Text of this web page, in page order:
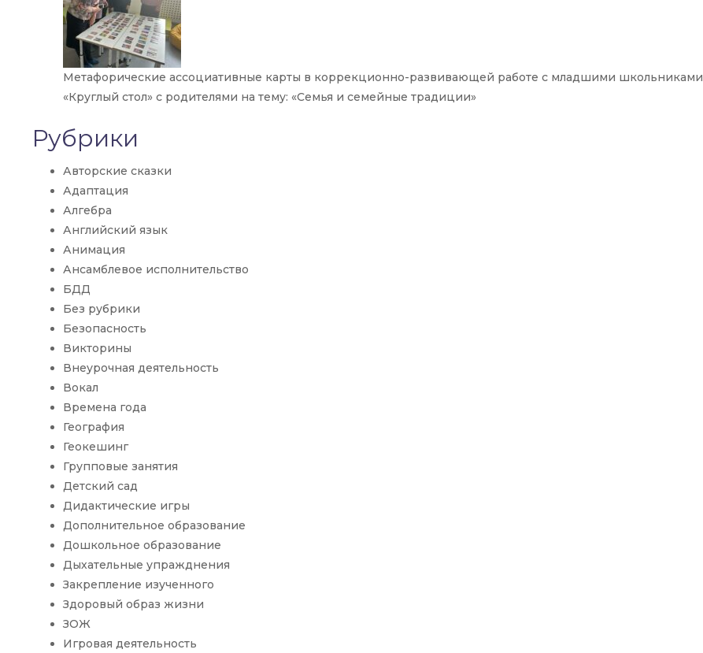
Метафорические ассоциативные карты в коррекционно-развивающей работе с младшими школьниками
«Круглый стол» с родителями на тему: «Семья и семейные традиции»
Рубрики
Авторские сказки
Адаптация
Алгебра
Английский язык
Анимация
Ансамблевое исполнительство
БДД
Без рубрики
Безопасность
Викторины
Внеурочная деятельность
Вокал
Времена года
География
Геокешинг
Групповые занятия
Детский сад
Дидактические игры
Дополнительное образование
Дошкольное образование
Дыхательные упражднения
Закрепление изученного
Здоровый образ жизни
ЗОЖ
Игровая деятельность